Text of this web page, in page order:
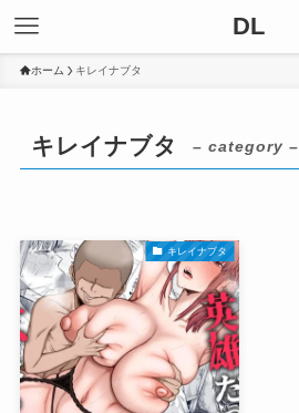
DL
ホーム キレイナブタ
キレイナブタ – category –
キレイナブタ